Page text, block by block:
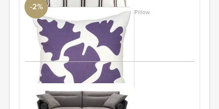
-2%
AllModern
Balanced Design Hand Printed Shade Pillow
16"x16"
PIDE Y AHORRA
PIDE Y AHORRA